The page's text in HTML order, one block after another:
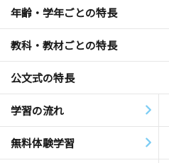
年齢・学年ごとの特長
教科・教材ごとの特長
公文式の特長
学習の流れ
無料体験学習